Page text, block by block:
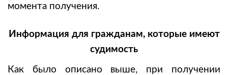
момента получения.
Информация для гражданам, которые имеют
судимость
Как было описано выше, при получении